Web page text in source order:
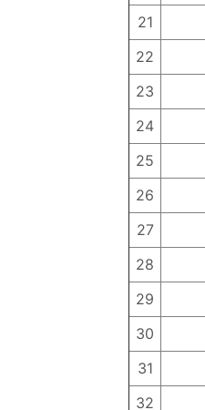
21
22
23
24
25
26
27
28
29
30
31
32